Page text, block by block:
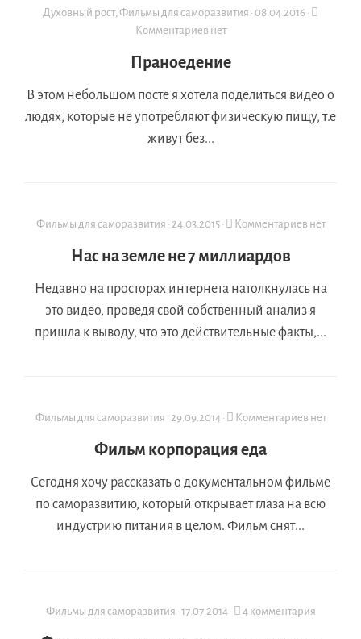
Духовный рост,Фильмы для саморазвития · 08.04.2016 ·
Комментариев нет
Праноедение
В этом небольшом посте я хотела поделиться видео о
людях, которые не употребляют физическую пищу, т.е
живут без...
Фильмы для саморазвития · 24.03.2015· Комментариев нет
Нас на земле не 7 миллиардов
Недавно на просторах интернета натолкнулась на
это видео, проведя свой собственный анализ я
пришла к выводу, что это действительные факты,...
Фильмы для саморазвития · 29.09.2014· Комментариев нет
Фильм корпорация еда
Сегодня хочу рассказать о документальном фильме
по саморазвитию, который открывает глаза на всю
индустрию питания в целом. Фильм снят...
Фильмы для саморазвития · 17.07.2014· 4 комментария